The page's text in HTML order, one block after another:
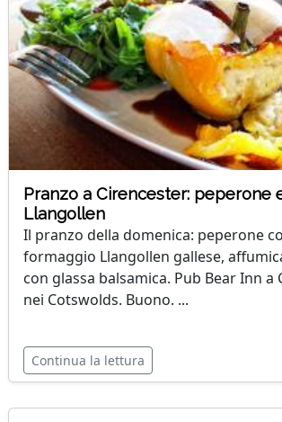
Pranzo a Cirencester: peperone
Llangollen
Il pranzo della domenica: peperone
formaggio Llangollen gallese,
con glassa balsamica. Pub Bear Inn a
nei Cotswolds. Buono. ...
Continua la lettura